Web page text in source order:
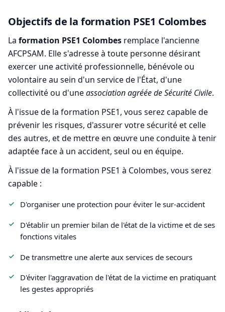
Objectifs de la formation PSE1 Colombes
La formation PSE1 Colombes remplace l'ancienne
AFCPSAM. Elle s'adresse à toute personne désirant
exercer une activité professionnelle, bénévole ou
volontaire au sein d'un service de l'État, d'une
collectivité ou d'uneassociation agréée de Sécurité Civile.
À l'issue de la formation PSE1, vous serez capable de
prévenir les risques, d'assurer votre sécurité et celle
des autres, et de mettre en œuvre une conduite à tenir
adaptée face à un accident, seul ou en équipe.
À l'issue de la formation PSE1 à Colombes, vous serez
capable :
D'organiser une protection pour éviter le sur-accident
D'établir un premier bilan de l'état de la victime et de ses
fonctions vitales
De transmettre une alerte aux services de secours
D'éviter l'aggravation de l'état de la victime en pratiquant
les gestes appropriés